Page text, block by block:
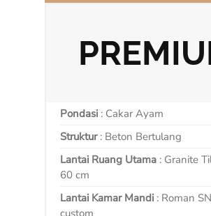
Pondasi : Cakar Ayam
Struktur: Beton Bertulang
Lantai Ruang Utama : Granite
60 cm
Lantai Kamar Mandi : Roman